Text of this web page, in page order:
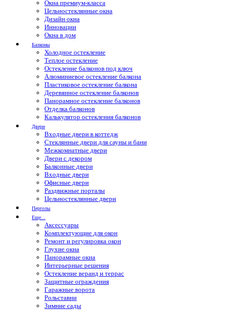
Окна премиум-класса
Цельностеклянные окна
Дизайн окна
Инновации
Окна в дом
Балконы
Холодное остекление
Теплое остекление
Остекление балконов под ключ
Алюминиевое остекление балкона
Пластиковое остекление балкона
Деревянное остекление балконов
Панорамное остекление балконов
Отделка балконов
Калькулятор остекления балконов
Двери
Входные двери в коттедж
Стеклянные двери для сауны и бани
Межкомнатные двери
Двери с декором
Балконные двери
Входные двери
Офисные двери
Раздвижные порталы
Цельностеклянные двери
Перголы
Еще...
Аксессуары
Комплектующие для окон
Ремонт и регулировка окон
Глухие окна
Панорамные окна
Интерьерные решения
Остекление веранд и террас
Защитные ограждения
Гаражные ворота
Рольставни
Зимние сады